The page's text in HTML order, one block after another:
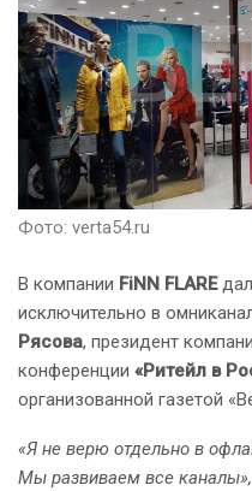
Фото: verta54.ru
В компании FiNN FLARE
исключительно в
Рясова, президент
конференции «Ритейл в
организованной газетой
«Я не верю отдельно в
Мы развиваем все каналы»,